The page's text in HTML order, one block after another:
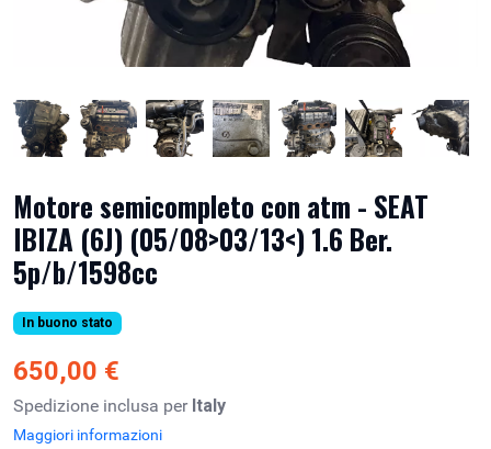
Motore semicompleto con atm - SEAT
IBIZA (6J) (05/08>03/13<) 1.6 Ber.
5p/b/1598cc
In buono stato
650,00 €
Spedizione inclusa per Italy
Maggiori informazioni